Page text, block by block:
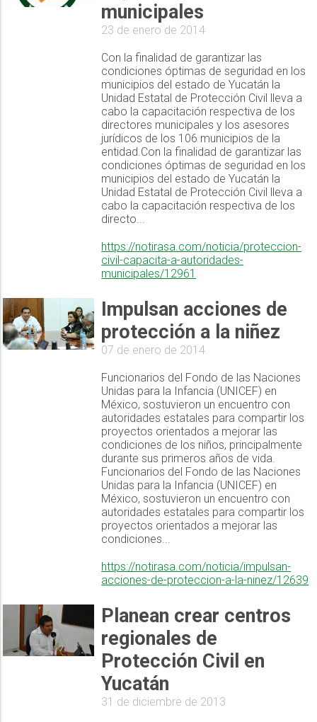
municipales
23 de enero de 2014
Con la finalidad de garantizar las
condiciones óptimas de seguridad en los
municipios del estado de Yucatán la
Unidad Estatal de Protección Civil lleva a
cabo la capacitación respectiva de los
directores municipales y los asesores
jurídicos de los 106 municipios de la
entidad.Con la finalidad de garantizar las
condiciones óptimas de seguridad en los
municipios del estado de Yucatán la
Unidad Estatal de Protección Civil lleva a
cabo la capacitación respectiva de los
directo...
https://notirasa.com/noticia/proteccion-
civil-capacita-a-autoridades-
municipales/12961
Impulsan acciones de
protección a la niñez
07 de enero de 2014
Funcionarios del Fondo de las Naciones
Unidas para la Infancia (UNICEF) en
México, sostuvieron un encuentro con
autoridades estatales para compartir los
proyectos orientados a mejorar las
condiciones de los niños, principalmente
durante sus primeros años de vida.
Funcionarios del Fondo de las Naciones
Unidas para la Infancia (UNICEF) en
México, sostuvieron un encuentro con
autoridades estatales para compartir los
proyectos orientados a mejorar las
condiciones...
https://notirasa.com/noticia/impulsan-
acciones-de-proteccion-a-la-ninez/12639
Planean crear centros
regionales de
Protección Civil en
Yucatán
31 de diciembre de 2013